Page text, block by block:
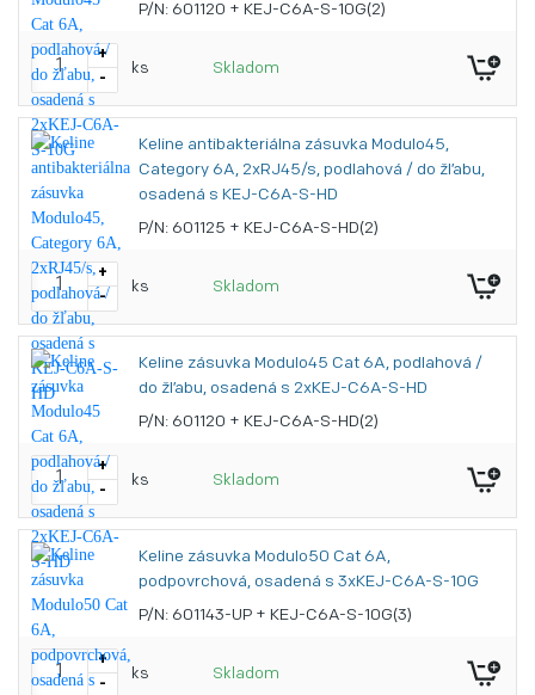
P/N: 601120 + KEJ-C6A-S-10G(2)
+
-
ks Skladom
Keline antibakteriálna zásuvka Modulo45,
Category 6A, 2xRJ45/s, podlahová / do žľabu,
osadená s KEJ-C6A-S-HD
P/N: 601125 + KEJ-C6A-S-HD(2)
+
-
ks Skladom
Keline zásuvka Modulo45 Cat 6A, podlahová /
do žľabu, osadená s 2xKEJ-C6A-S-HD
P/N: 601120 + KEJ-C6A-S-HD(2)
+
-
ks Skladom
Keline zásuvka Modulo50 Cat 6A,
podpovrchová, osadená s 3xKEJ-C6A-S-10G
P/N: 601143-UP + KEJ-C6A-S-10G(3)
+
-
ks Skladom